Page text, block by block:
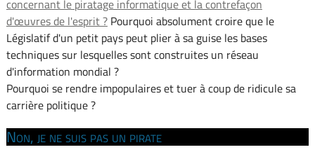
concernant le piratage informatique et la contrefaçon
d'œuvres de l'esprit ?Pourquoi absolument croire que le
Législatif d'un petit pays peut plier à sa guise les bases
techniques sur lesquelles sont construites un réseau
d'information mondial ?
Pourquoi se rendre impopulaires et tuer à coup de ridicule sa
carrière politique ?
Non, je ne suis pas un pirate